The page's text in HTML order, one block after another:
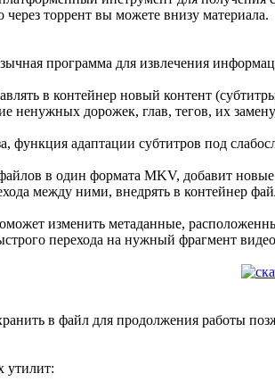
торрент вы можете внизу материала.
программа для извлечения
в контейнер новый контент
ненужных дорожек, глав, тегов, их
функция адаптации субтитров под
в один формата MKV, добавит
между ними, внедрять в контейнер
изменить метаданные,
перехода на нужный фрагмент
в файл для продолжения работы
утилит: